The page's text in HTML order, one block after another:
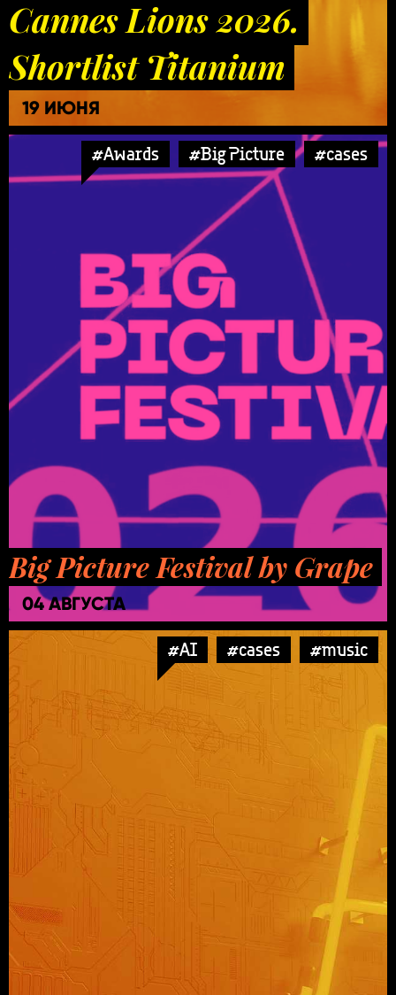
Cannes Lions 2026.
Shortlist Titanium
19 ИЮНЯ
#Awards #Big Picture #cases
Big Picture Festival by Grape
04 АВГУСТА
#AI #cases #music